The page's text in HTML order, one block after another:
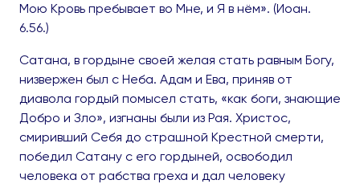
Мою Кровь пребывает во Мне, и Я в нём». (Иоан.
6.56.)
Сатана, в гордыне своей желая стать равным Богу,
низвержен был с Неба. Адам и Ева, приняв от
диавола гордый помысел стать, «как боги, знающие
Добро и Зло», изгнаны были из Рая. Христос,
смиривший Себя до страшной Крестной смерти,
победил Сатану с его гордыней, освободил
человека от рабства греха и дал человеку